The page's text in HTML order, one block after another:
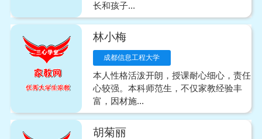
长和孩子...
林小梅
成都信息工程大学
本人性格活泼开朗，授课耐心细心，责任
心较强。本科师范生，不仅家教经验丰
富，因材施...
胡菊丽